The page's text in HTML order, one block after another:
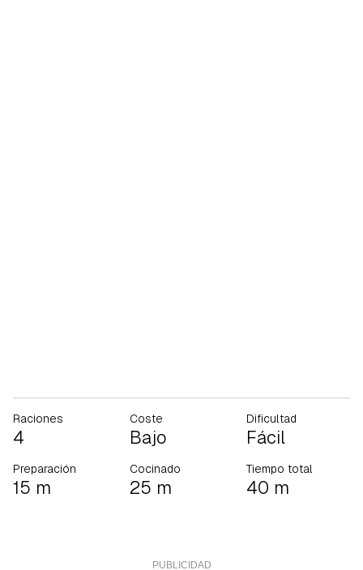
Raciones
4
Coste
Bajo
Dificultad
Fácil
Preparación
15 m
Cocinado
25 m
Tiempo total
40 m